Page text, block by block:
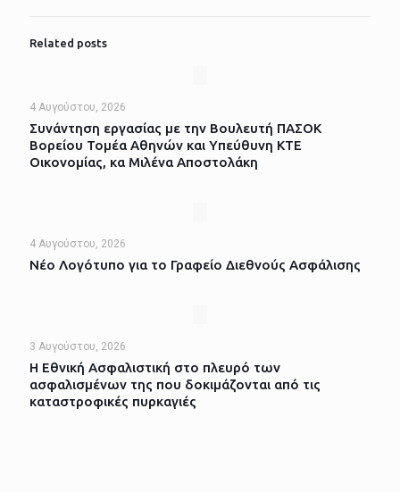
Related posts
4 Αυγούστου, 2026
Συνάντηση εργασίας με την Βουλευτή ΠΑΣΟΚ
Βορείου Τομέα Αθηνών και Υπεύθυνη ΚΤΕ
Οικονομίας, κα Μιλένα Αποστολάκη
4 Αυγούστου, 2026
Νέο Λογότυπο για το Γραφείο Διεθνούς Ασφάλισης
3 Αυγούστου, 2026
Η Εθνική Ασφαλιστική στο πλευρό των
ασφαλισμένων της που δοκιμάζονται από τις
καταστροφικές πυρκαγιές